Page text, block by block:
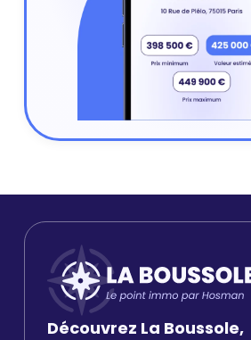
Découvrez La Boussole,